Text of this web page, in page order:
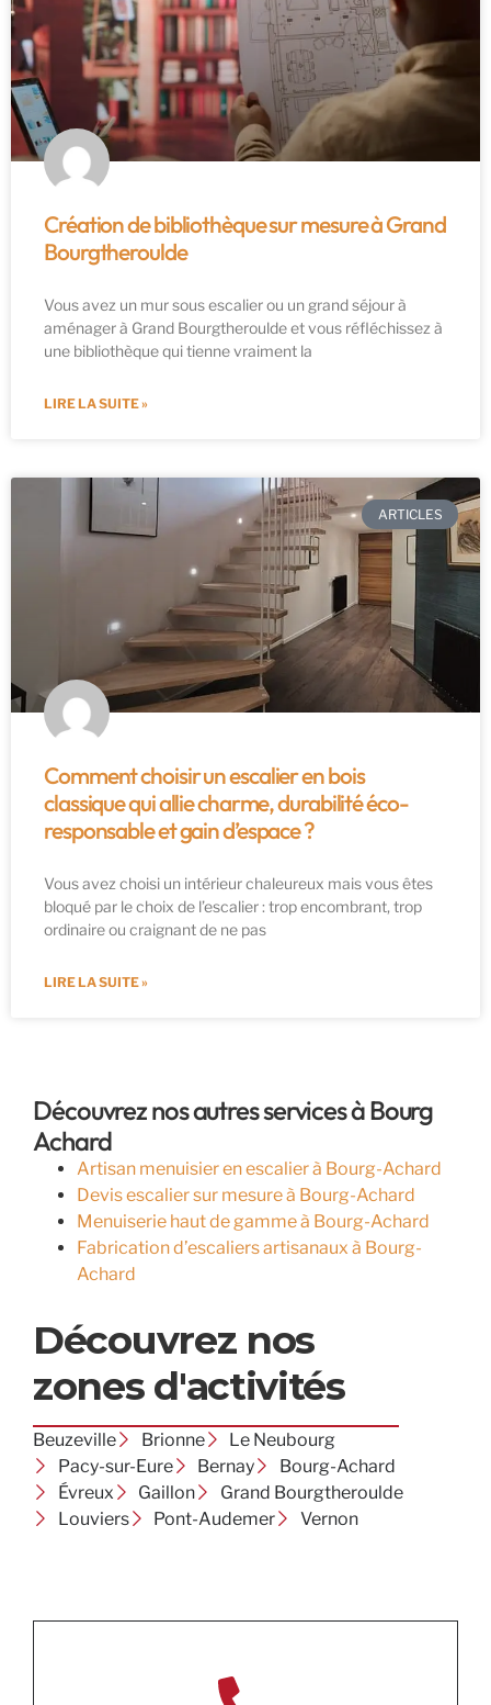
Création de bibliothèque sur mesure à Grand
Bourgtheroulde
Vous avez un mur sous escalier ou un grand séjour à
aménager à Grand Bourgtheroulde et vous réfléchissez à
une bibliothèque qui tienne vraiment la
LIRE LA SUITE »
ARTICLES
Comment choisir un escalier en bois
classique qui allie charme, durabilité éco-
responsable et gain d’espace ?
Vous avez choisi un intérieur chaleureux mais vous êtes
bloqué par le choix de l’escalier : trop encombrant, trop
ordinaire ou craignant de ne pas
LIRE LA SUITE »
Découvrez nos autres services à Bourg
Achard
Artisan menuisier en escalier à Bourg-Achard
Devis escalier sur mesure à Bourg-Achard
Menuiserie haut de gamme à Bourg-Achard
Fabrication d’escaliers artisanaux à Bourg-
Achard
Découvrez nos
zones d'activités
Beuzeville Brionne
Le Neubourg
Pacy-sur-Eure
Bernay
Bourg-Achard
Évreux
Gaillon
Grand Bourgtheroulde
Louviers
Pont-Audemer Vernon